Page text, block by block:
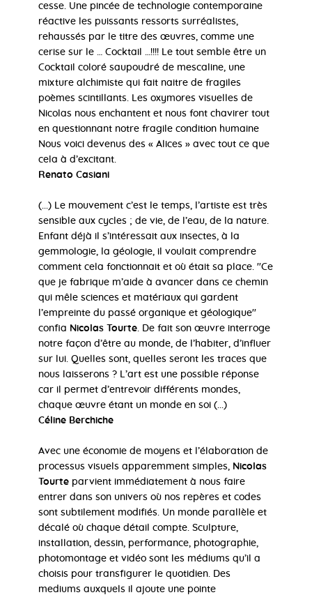
cesse. Une pincée de technologie contemporaine
réactive les puissants ressorts surréalistes,
rehaussés par le titre des œuvres, comme une
cerise sur le … Cocktail …!!!! Le tout semble être un
Cocktail coloré saupoudré de mescaline, une
mixture alchimiste qui fait naitre de fragiles
poèmes scintillants. Les oxymores visuelles de
Nicolas nous enchantent et nous font chavirer tout
en questionnant notre fragile condition humaine
Nous voici devenus des « Alices » avec tout ce que
cela à d’excitant.
Renato Casiani
(...) Le mouvement c’est le temps, l’artiste est très
sensible aux cycles ; de vie, de l’eau, de la nature.
Enfant déjà il s’intéressait aux insectes, à la
gemmologie, la géologie, il voulait comprendre
comment cela fonctionnait et où était sa place. ''Ce
que je fabrique m’aide à avancer dans ce chemin
qui mêle sciences et matériaux qui gardent
l’empreinte du passé organique et géologique''
confia Nicolas Tourte . De fait son œuvre interroge
notre façon d’être au monde, de l’habiter, d’influer
sur lui. Quelles sont, quelles seront les traces que
nous laisserons ? L’art est une possible réponse
car il permet d’entrevoir différents mondes,
chaque œuvre étant un monde en soi (...)
Céline Berchiche
Avec une économie de moyens et l’élaboration de
processus visuels apparemment simples, Nicolas
Tourte parvient immédiatement à nous faire
entrer dans son univers où nos repères et codes
sont subtilement modifiés. Un monde parallèle et
décalé où chaque détail compte. Sculpture,
installation, dessin, performance, photographie,
photomontage et vidéo sont les médiums qu’il a
choisis pour transfigurer le quotidien. Des
mediums auxquels il ajoute une pointe